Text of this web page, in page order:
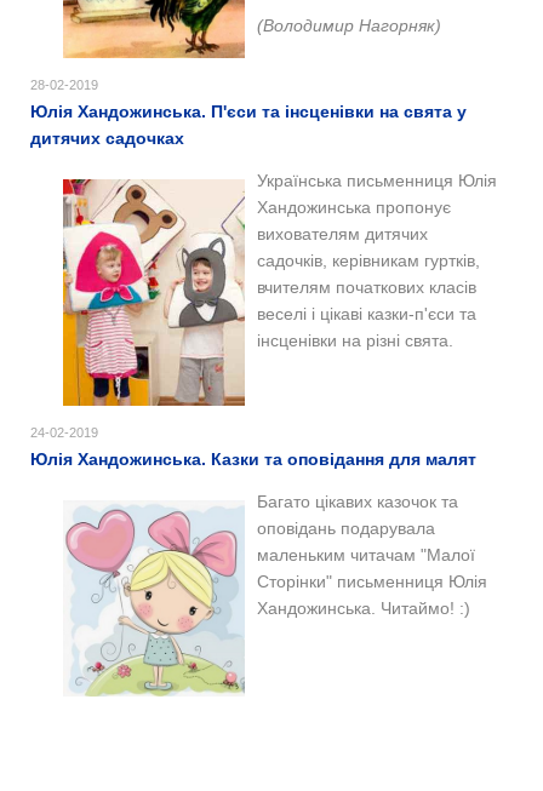
(Володимир Нагорняк)
28-02-2019
Юлія Хандожинська. П'єси та інсценівки на свята у
дитячих садочках
Українська письменниця Юлія
Хандожинська пропонує
вихователям дитячих
садочків, керівникам гуртків,
вчителям початкових класів
веселі і цікаві казки-п'єси та
інсценівки на різні свята.
24-02-2019
Юлія Хандожинська. Казки та оповідання для малят
Багато цікавих казочок та
оповідань подарувала
маленьким читачам "Малої
Сторінки" письменниця Юлія
Хандожинська. Читаймо! :)